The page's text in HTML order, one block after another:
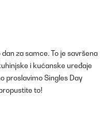
za samce. To je savršena
i kućanske uređaje
proslavimo Singles Day
to!